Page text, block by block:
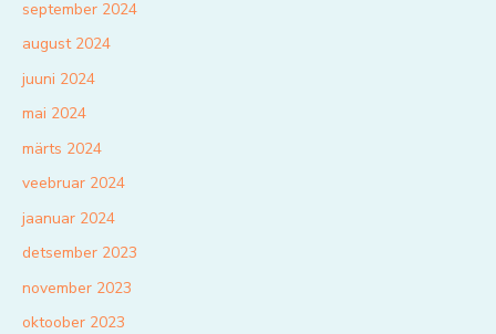
september 2024
august 2024
juuni 2024
mai 2024
märts 2024
veebruar 2024
jaanuar 2024
detsember 2023
november 2023
oktoober 2023